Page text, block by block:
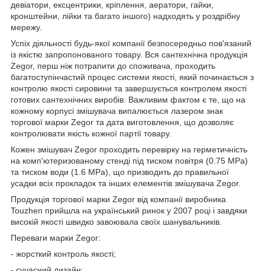
девіатори, ексцентрики, кріплення, аератори, гайки,
кронштейни, лійки та багато іншого) надходять у роздрібну
мережу.
Успіх діяльності будь-якої компанії безпосередньо пов'язаний
із якістю запропонованого товару. Вся сантехнічна продукція
Zegor, перш ніж потрапити до споживача, проходить
багатоступінчастий процес системи якості, який починається з
контролю якості сировини та завершується контролем якості
готових сантехнічних виробів. Важливим фактом є те, що на
кожному корпусі змішувача випалюється лазером знак
торгової марки Zegor та дата виготовлення, що дозволяє
контролювати якість кожної партії товару.
Кожен змішувач Zegor проходить перевірку на герметичність
на комп'ютеризованому стенді під тиском повітря (0.75 MPa)
та тиском води (1.6 MPa), що призводить до правильної
усадки всіх прокладок та інших елементів змішувача Zegor.
Продукція торгової марки Zegor від компанії виробника
Touzhen прийшла на український ринок у 2007 році і завдяки
високій якості швидко завоювала своїх шанувальників.
Переваги марки Zegor:
- жорсткий контроль якості;